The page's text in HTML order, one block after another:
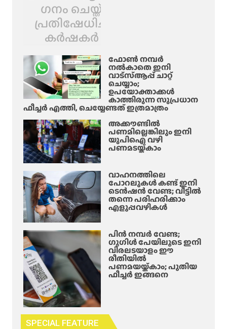
ഗനം ചെയ്ത്
പ്രതിഷേധിച്ച്
കർഷകർ
ഫോൺ നമ്പർ
നൽകാതെ ഇനി
വാട്‌സ്ആപ്പ് ചാറ്റ്
ചെയ്യാം;
ഉപയോക്താക്കൾ
കാത്തിരുന്ന സുപ്രധാന
ഫീച്ചർ എത്തി, ചെയ്യേണ്ടത് ഇത്രമാത്രം
അക്കൗണ്ടിൽ
പണമില്ലെങ്കിലും ഇനി
യുപിഐ വഴി
പണമടയ്ക്കാം
വാഹനത്തിലെ
പോറലുകൾ കണ്ട് ഇനി
ടെൻഷൻ വേണ്ട; വീട്ടിൽ
തന്നെ പരിഹരിക്കാം
എളുപ്പവഴികൾ
പിൻ നമ്പർ വേണ്ട;
ഗൂഗിൾ പേയിലൂടെ ഇനി
വിരലടയാളം ഈ
രീതിയിൽ
പണമയയ്ക്കാം; പുതിയ
ഫീച്ചർ ഇങ്ങനെ
SPECIAL FEATURE